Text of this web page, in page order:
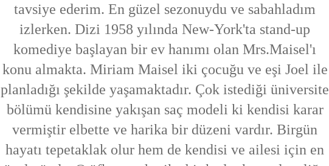
tavsiye ederim. En güzel sezonuydu ve sabahladım
izlerken. Dizi 1958 yılında New-York'ta stand-up
komediye başlayan bir ev hanımı olan Mrs.Maisel'ı
konu almakta. Miriam Maisel iki çocuğu ve eşi Joel ile
planladığı şekilde yaşamaktadır. Çok istediği üniversite
bölümü kendisine yakışan saç modeli ki kendisi karar
vermiştir elbette ve harika bir düzeni vardır. Birgün
hayatı tepetaklak olur hem de kendisi ve ailesi için en